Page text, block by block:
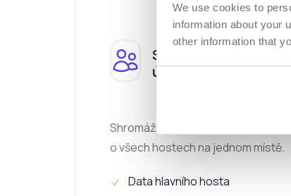
We use cookies to
information about your
other information that
Shromažďování
údajů o hostech
Shromážděte kompletní informace
o všech hostech na jednom místě.
Data hlavního hosta